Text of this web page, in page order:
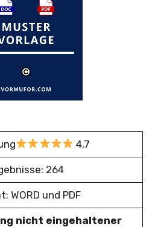
4,7
264
WORD und PDF
nicht eingehaltener